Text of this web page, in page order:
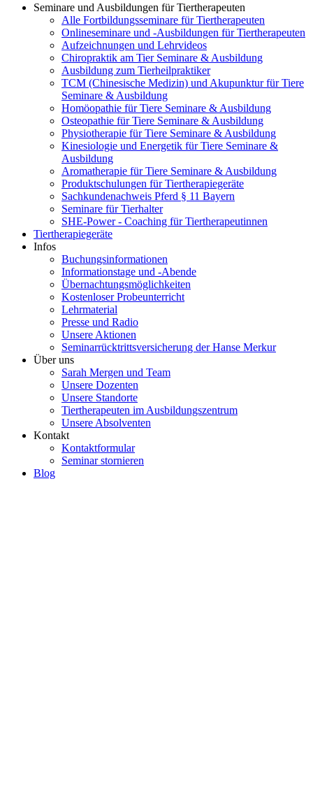
Seminare und Ausbildungen für Tiertherapeuten
Alle Fortbildungsseminare für Tiertherapeuten
Onlineseminare und -Ausbildungen für Tiertherapeuten
Aufzeichnungen und Lehrvideos
Chiropraktik am Tier Seminare & Ausbildung
Ausbildung zum Tierheilpraktiker
TCM (Chinesische Medizin) und Akupunktur für Tiere
Seminare & Ausbildung
Homöopathie für Tiere Seminare & Ausbildung
Osteopathie für Tiere Seminare & Ausbildung
Physiotherapie für Tiere Seminare & Ausbildung
Kinesiologie und Energetik für Tiere Seminare &
Ausbildung
Aromatherapie für Tiere Seminare & Ausbildung
Produktschulungen für Tiertherapiegeräte
Sachkundenachweis Pferd § 11 Bayern
Seminare für Tierhalter
SHE-Power - Coaching für Tiertherapeutinnen
Tiertherapiegeräte
Infos
Buchungsinformationen
Informationstage und -Abende
Übernachtungsmöglichkeiten
Kostenloser Probeunterricht
Lehrmaterial
Presse und Radio
Unsere Aktionen
Seminarrücktrittsversicherung der Hanse Merkur
Über uns
Sarah Mergen und Team
Unsere Dozenten
Unsere Standorte
Tiertherapeuten im Ausbildungszentrum
Unsere Absolventen
Kontakt
Kontaktformular
Seminar stornieren
Blog